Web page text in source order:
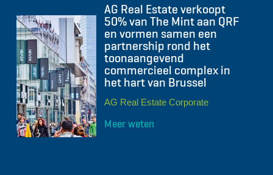
AG Real Estate verkoopt
50% van The Mint aan QRF
en vormen samen een
partnership rond het
toonaangevend
commercieel complex in
het hart van Brussel
AG Real Estate Corporate
Meer weten